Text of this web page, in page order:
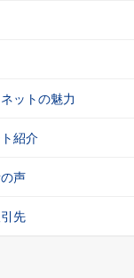
ットの魅力
紹介
声
先